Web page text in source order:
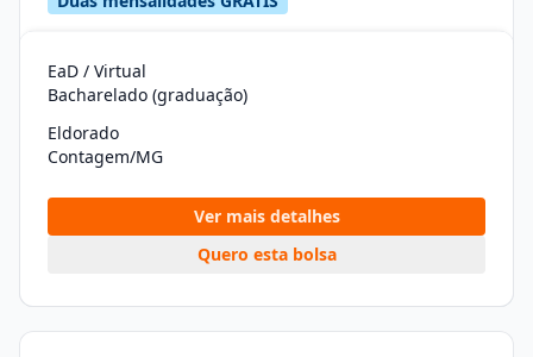
EaD / Virtual
Bacharelado (graduação)
Eldorado
Contagem/MG
Ver mais detalhes
Quero esta bolsa